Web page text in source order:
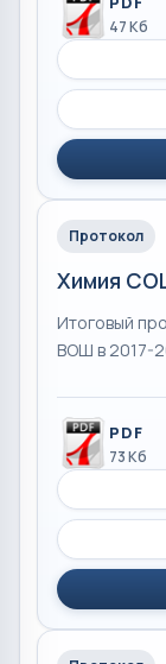
47 Кб
Протокол
Химия
Итоговый
ВОШ в 2017-
PDF
73 Кб